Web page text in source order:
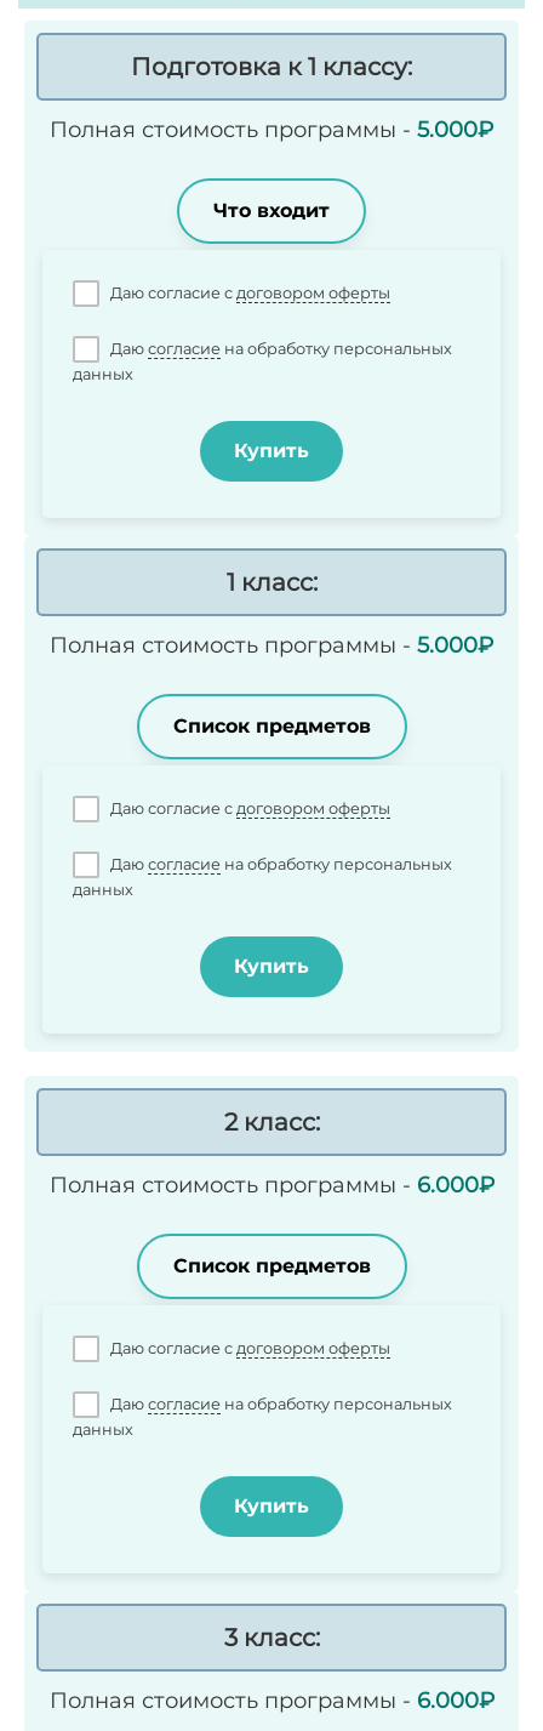
Подготовка к 1 классу:
Полная стоимость программы - 5.000₽
Что входит
Даю согласие c договором оферты
Даю согласиена обработку персональных
данных
Купить
1 класс:
Полная стоимость программы - 5.000₽
Список предметов
Даю согласие c договором оферты
Даю согласиена обработку персональных
данных
Купить
2 класс:
Полная стоимость программы - 6.000₽
Список предметов
Даю согласие c договором оферты
Даю согласиена обработку персональных
данных
Купить
3 класс:
Полная стоимость программы - 6.000₽